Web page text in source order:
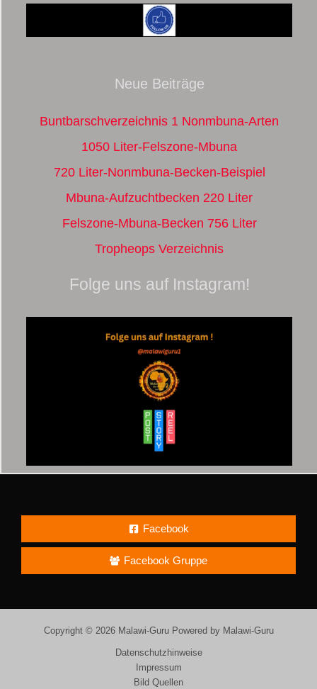
Neue Beiträge
Buntbarschverzeichnis 1 Nonmbuna-Arten
1050 Liter-Felszone-Mbuna
720 Liter-Nonmbuna-Becken-Beispiel
Mbuna-Aufzuchtbecken 220 Liter
Felszone-Mbuna-Becken 756 Liter
Tropheops Verzeichnis
Folge uns auf Instagram!
Facebook
Facebook Gruppe
Copyright © 2026 Malawi-Guru Powered by Malawi-Guru
Datenschutzhinweise
Impressum
Bild Quellen